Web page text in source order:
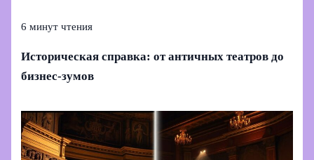
6 минут чтения
Историческая справка: от античных театров до
бизнес‑зумов